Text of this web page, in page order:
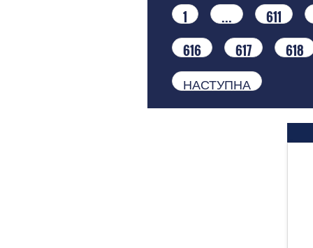
1 ...
611
616
617
618
НАСТУПНА